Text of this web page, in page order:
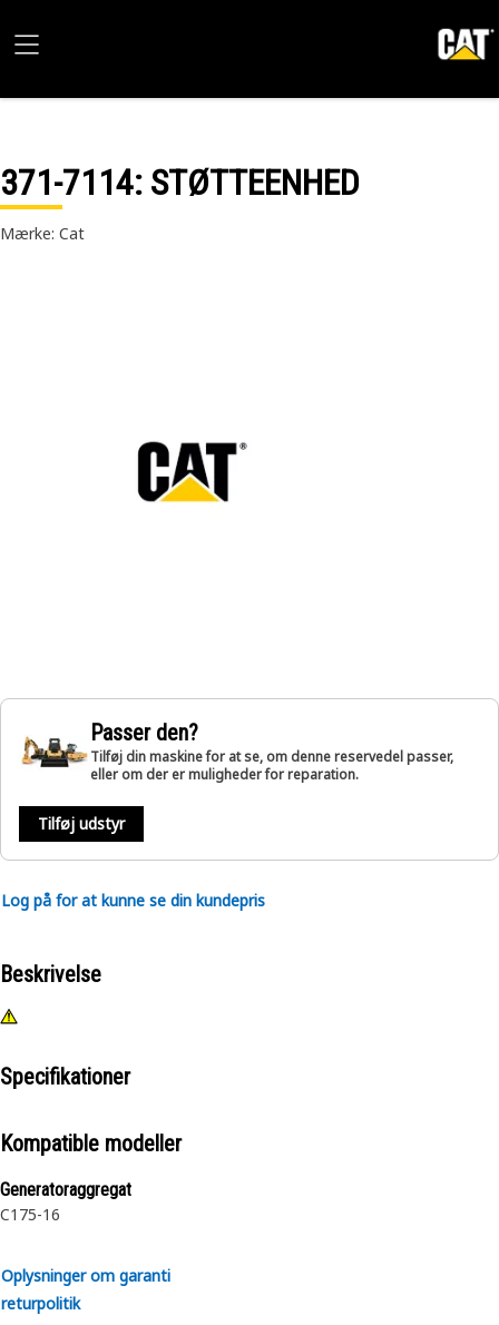
371-7114: STØTTEENHED
Mærke: Cat
Passer den?
Tilføj din maskine for at se, om denne reservedel passer,
eller om der er muligheder for reparation.
Tilføj udstyr
Log på for at kunne se din kundepris
Beskrivelse
Specifikationer
Kompatible modeller
Generatoraggregat
C175-16
Oplysninger om garanti
returpolitik